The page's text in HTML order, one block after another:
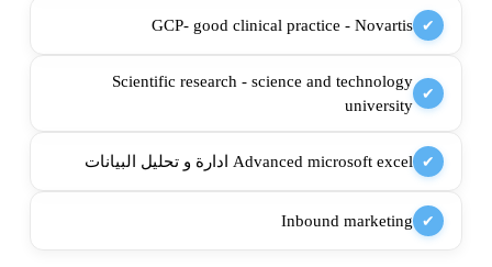
✔
GCP- good clinical practice - Novartis
✔
Scientific research - science and technology
university
✔ Advanced microsoft excel ادارة و تحليل البيانات
✔
Inbound marketing